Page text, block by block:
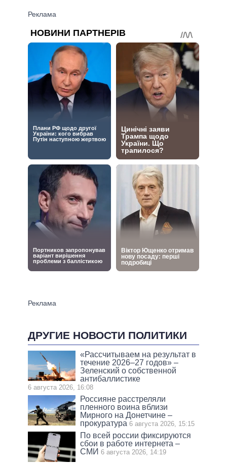
ДРУГИЕ НОВОСТИ ПОЛИТИКИ
«Рассчитываем на результат в
течение 2026–27 годов» –
Зеленский о собственной
антибаллистике
6 августа 2026, 16:08
Россияне расстреляли
пленного воина вблизи
Мирного на Донетчине –
прокуратура 6 августа 2026, 15:15
По всей россии фиксируются
сбои в работе интернета –
СМИ 6 августа 2026, 14:19